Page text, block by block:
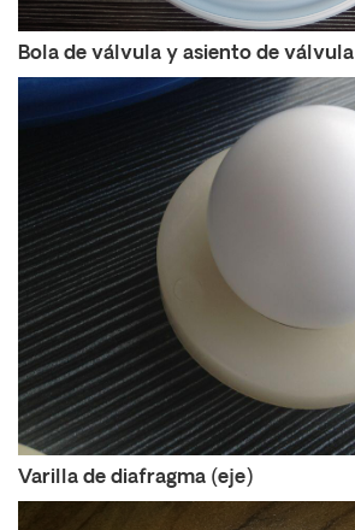
Bola de válvula y asiento de válvula
Varilla de diafragma (eje)